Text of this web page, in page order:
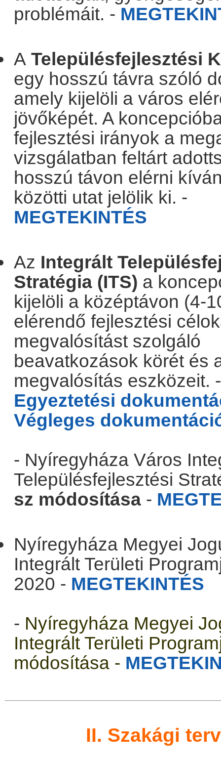
problémáit. -
A Településfejlesztési
egy hosszú távra szóló
amely kijelöli a város
jövőképét. A
fejlesztési irányok a
vizsgálatban feltárt
hosszú távon elérni
közötti utat jelölik ki. -
MEGTEKINTÉS
Az Integrált
Stratégia (ITS) a
kijelöli a középtávon (4-
elérendő fejlesztési
megvalósítást szolgáló
beavatkozások körét és
megvalósítás eszközeit. -
Egyeztetési
Végleges
- Nyíregyháza Város
Településfejlesztési
sz módosítása -
Nyíregyháza Megyei
Integrált Területi
2020 - MEGTEKINTÉS
- Nyíregyháza Megyei
Integrált Területi
módosítása -
II. Szakági